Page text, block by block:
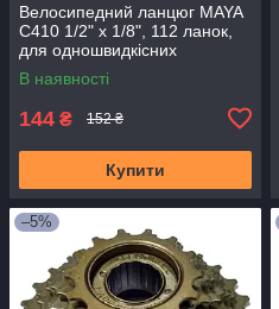
Велосипедний ланцюг MAYA
C410 1/2" x 1/8", 112 ланок,
для одношвидкісних
велосипедів
В наявності
144 ₴ 152 ₴
Купити
–5%